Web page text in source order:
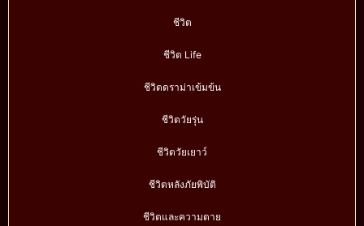
ชีวิต
ชีวิต Life
ชีวิตดราม่าเข้มข้น
ชีวิตวัยรุ่น
ชีวิตวัยเยาว์
ชีวิตหลังภัยพิบัติ
ชีวิตและความตาย